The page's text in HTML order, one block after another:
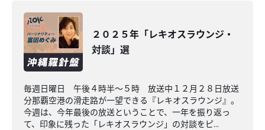
２０２５年「レキオスラウンジ・
対談」選
毎週日曜日 午後４時半～５時 放送中１２月２８日放送
分那覇空港の滑走路が一望できる『レキオスラウンジ』。
今週は、今年最後の放送ということで、一年を振り返っ
て、印象に残った「レキオスラウンジ」の対談をピ...